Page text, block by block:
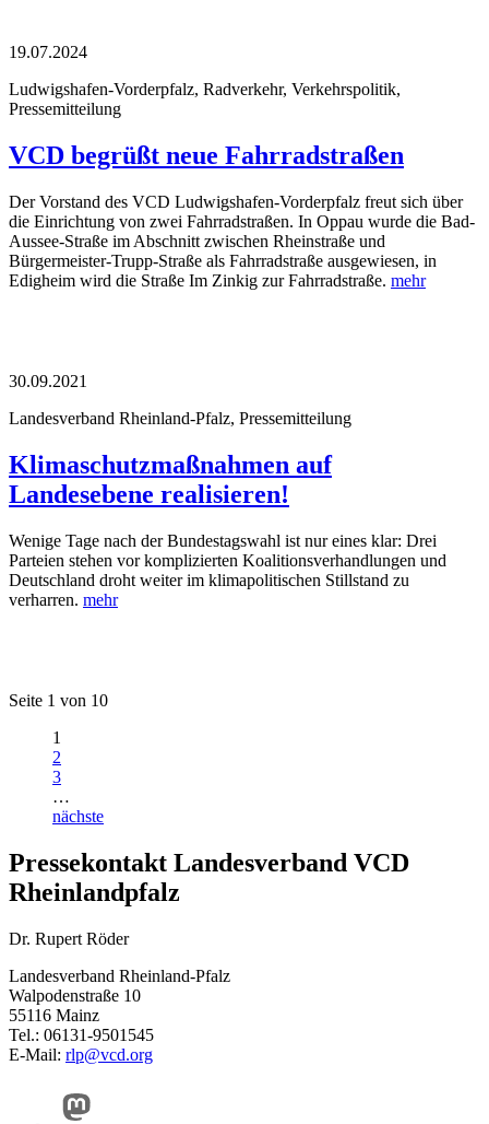
19.07.2024
Ludwigshafen-Vorderpfalz, Radverkehr, Verkehrspolitik,
Pressemitteilung
VCD begrüßt neue Fahrradstraßen
Der Vorstand des VCD Ludwigshafen-Vorderpfalz freut sich über
die Einrichtung von zwei Fahrradstraßen. In Oppau wurde die Bad-
Aussee-Straße im Abschnitt zwischen Rheinstraße und
Bürgermeister-Trupp-Straße als Fahrradstraße ausgewiesen, in
Edigheim wird die Straße Im Zinkig zur Fahrradstraße. mehr
30.09.2021
Landesverband Rheinland-Pfalz, Pressemitteilung
Klimaschutzmaßnahmen auf
Landesebene realisieren!
Wenige Tage nach der Bundestagswahl ist nur eines klar: Drei
Parteien stehen vor komplizierten Koalitionsverhandlungen und
Deutschland droht weiter im klimapolitischen Stillstand zu
verharren. mehr
Seite 1 von 10
1
2
3
…
nächste
Pressekontakt Landesverband VCD
Rheinlandpfalz
Dr. Rupert Röder
Landesverband Rheinland-Pfalz
Walpodenstraße 10
55116 Mainz
Tel.: 06131-9501545
E-Mail: rlp@vcd.org